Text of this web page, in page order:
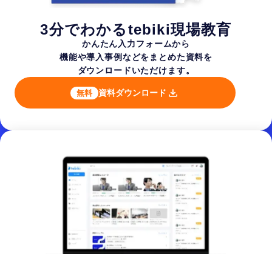
3分でわかるtebiki現場教育
かんたん入力フォームから
機能や導入事例などをまとめた資料を
ダウンロードいただけます。
無料 資料ダウンロード